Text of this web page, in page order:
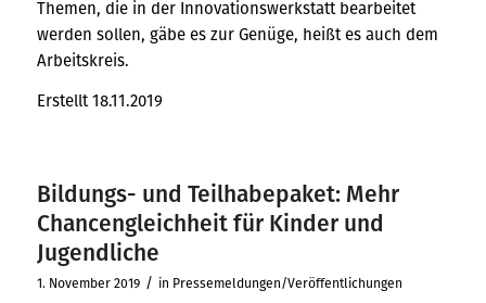
Themen, die in der Innovationswerkstatt bearbeitet
werden sollen, gäbe es zur Genüge, heißt es auch dem
Arbeitskreis.
Erstellt 18.11.2019
Bildungs- und Teilhabepaket: Mehr
Chancengleichheit für Kinder und
Jugendliche
1. November 2019 / in Pressemeldungen/Veröffentlichungen